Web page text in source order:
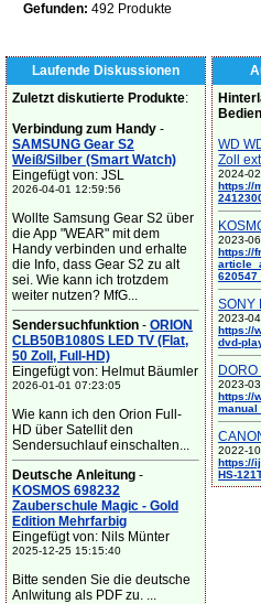
Gefunden: 492 Produkte
Laufende Diskussionen
Zuletzt diskutierte Produkte:
Verbindung zum Handy -
SAMSUNG Gear S2
Weiß/Silber (Smart Watch)
Eingefügt von: JSL
2026-04-01 12:59:56
Wollte Samsung Gear S2 über
die App "WEAR" mit dem
Handy verbinden und erhalte
die Info, dass Gear S2 zu alt
sei. Wie kann ich trotzdem
weiter nutzen? MfG...
Sendersuchfunktion - ORION
CLB50B1080S LED TV (Flat,
50 Zoll, Full-HD)
Eingefügt von: Helmut Bäumler
2026-01-01 07:23:05
Wie kann ich den Orion Full-
HD über Satellit den
Sendersuchlauf einschalten...
Deutsche Anleitung -
KOSMOS 698232
Zauberschule Magic - Gold
Edition Mehrfarbig
Eingefügt von: Nils Münter
2025-12-25 15:15:40
Bitte senden Sie die deutsche
Anlwitung als PDF zu. ...
WD
Zoll
2024-
https://
2023-
https://
SONY
2023-
https://
dvd-
2023-
https://
2022-
https://
HS-